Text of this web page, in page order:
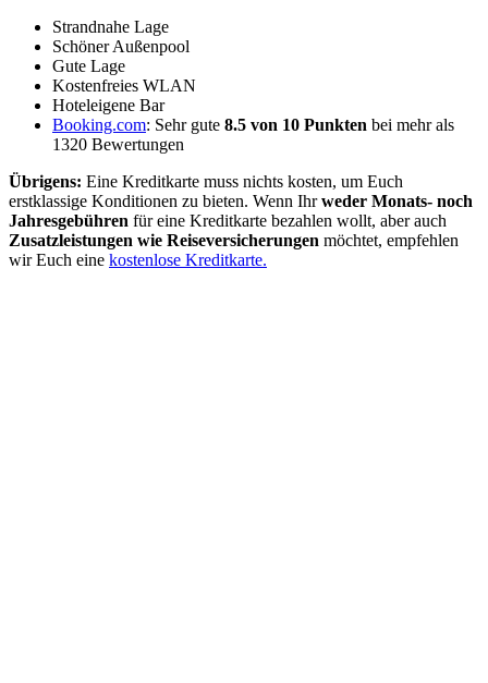
Strandnahe Lage
Schöner Außenpool
Gute Lage
Kostenfreies WLAN
Hoteleigene Bar
Booking.com: Sehr gute 8.5 von 10 Punkten bei mehr als
1320 Bewertungen
Übrigens: Eine Kreditkarte muss nichts kosten, um Euch
erstklassige Konditionen zu bieten. Wenn Ihrweder Monats- noch
Jahresgebühren für eine Kreditkarte bezahlen wollt, aber auch
Zusatzleistungen wie Reiseversicherungen möchtet, empfehlen
wir Euch eine kostenlose Kreditkarte.